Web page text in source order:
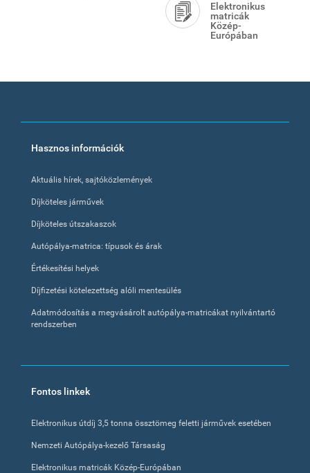
Elektronikus
matricák
Közép-
Európában
Footer
Hasznos információk
Aktuális hírek, sajtóközlemények
Díjköteles járművek
Díjköteles útszakaszok
Autópálya-matrica: típusok és árak
Értékesítési helyek
Díjfizetési kötelezettség alóli mentesülés
Adatmódosítás a megvásárolt autópálya-matricákat nyilvántartó
rendszerben
Fontos linkek
Elektronikus útdíj 3,5 tonna össztömeg feletti járművek esetében
Nemzeti Autópálya-kezelő Társaság
Elektronikus matricák Közép-Európában